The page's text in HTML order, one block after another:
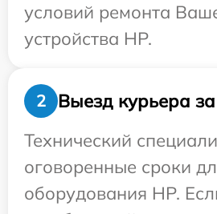
условий ремонта
устройства HP.
2
Выезд курьера
Технический
оговоренные сроки
оборудования HP.